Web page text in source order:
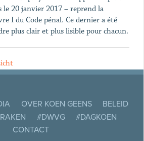
le 20 janvier 2017 – reprend la
I du Code pénal. Ce dernier a été
plus clair et plus lisible pour chacun.
OVER KOEN GEENS
BELEID
#DWVG
#DAGKOEN
CONTACT